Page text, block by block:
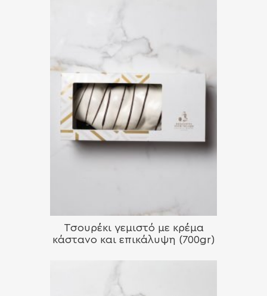
Τσουρέκι γεμιστό με κρέμα
κάστανο και επικάλυψη (700gr)